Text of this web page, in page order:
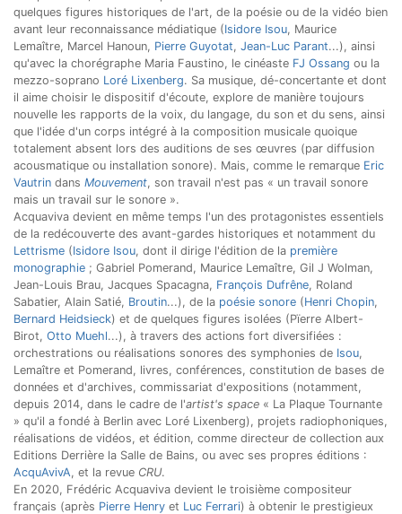
quelques figures historiques de l'art, de la poésie ou de la vidéo bien
avant leur reconnaissance médiatique (Isidore Isou, Maurice
Lemaître, Marcel Hanoun, Pierre Guyotat, Jean-Luc Parant...), ainsi
qu'avec la chorégraphe Maria Faustino, le cinéaste FJ Ossang ou la
mezzo-soprano Loré Lixenberg. Sa musique, dé-concertante et dont
il aime choisir le dispositif d'écoute, explore de manière toujours
nouvelle les rapports de la voix, du langage, du son et du sens, ainsi
que l'idée d'un corps intégré à la composition musicale quoique
totalement absent lors des auditions de ses œuvres (par diffusion
acousmatique ou installation sonore). Mais, comme le remarque Eric
Vautrin dans Mouvement, son travail n'est pas « un travail sonore
mais un travail sur le sonore ».
Acquaviva devient en même temps l'un des protagonistes essentiels
de la redécouverte des avant-gardes historiques et notamment du
Lettrisme (Isidore Isou, dont il dirige l'édition de la première
monographie ; Gabriel Pomerand, Maurice Lemaître, Gil J Wolman,
Jean-Louis Brau, Jacques Spacagna, François Dufrêne, Roland
Sabatier, Alain Satié, Broutin...), de la poésie sonore (Henri Chopin,
Bernard Heidsieck) et de quelques figures isolées (Pïerre Albert-
Birot, Otto Muehl...), à travers des actions fort diversifiées :
orchestrations ou réalisations sonores des symphonies de Isou,
Lemaître et Pomerand, livres, conférences, constitution de bases de
données et d'archives, commissariat d'expositions (notamment,
depuis 2014, dans le cadre de l'artist's space « La Plaque Tournante
» qu'il a fondé à Berlin avec Loré Lixenberg), projets radiophoniques,
réalisations de vidéos, et édition, comme directeur de collection aux
Editions Derrière la Salle de Bains, ou avec ses propres éditions :
AcquAvivA, et la revue CRU.
En 2020, Frédéric Acquaviva devient le troisième compositeur
français (après Pierre Henry et Luc Ferrari) à obtenir le prestigieux